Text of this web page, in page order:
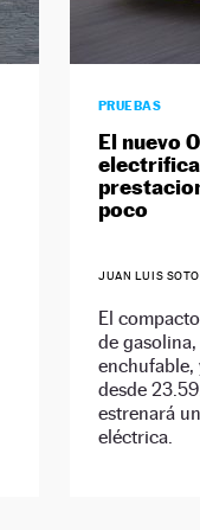
PRUEBAS
El nuevo
poco
JUAN LUIS SOTO
El
de
enchufable,
desde
estrenará
eléctrica.